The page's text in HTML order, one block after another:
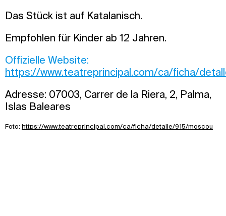
Das Stück ist auf Katalanisch.
Empfohlen für Kinder ab 12 Jahren.
Offizielle Website:
https://www.teatreprincipal.com/ca/ficha/
Adresse: 07003, Carrer de la Riera, 2, Palma,
Islas Baleares
Foto: https://www.teatreprincipal.com/ca/ficha/detalle/915/moscou